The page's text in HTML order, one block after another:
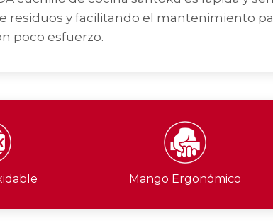
residuos y facilitando el mantenimiento
poco esfuerzo.
Mango Ergonómico